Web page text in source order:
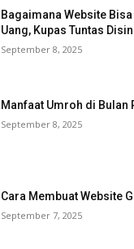
Bagaimana Website
Uang, Kupas Tuntas
September 8, 2025
Manfaat Umroh di Bulan
September 8, 2025
Cara Membuat Website
September 7, 2025